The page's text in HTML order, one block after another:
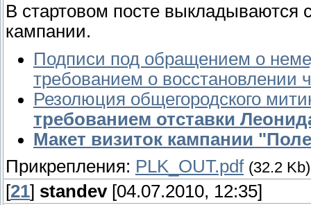
В стартовом посте выкладываются
кампании.
Подписи под обращением о
требованием о восстановлении
Резолюция общегородского
требованием отставки
Макет визиток кампании
Прикрепления: PLK_OUT.pdf (32.2 Kb)
[21] standev[04.07.2010, 12:35]